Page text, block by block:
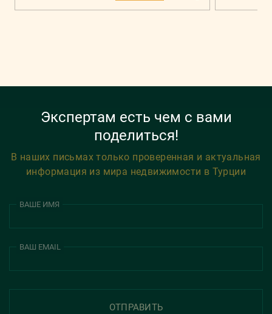
Экспертам есть чем с вами
поделиться!
В наших письмах только проверенная и актуальная
информация из мира недвижимости в Турции
ВАШЕ ИМЯ
ВАШ EMAIL
ОТПРАВИТЬ